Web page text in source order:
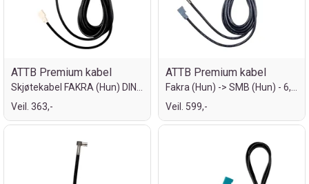
ATTB Premium kabel
Veil. 363,-
ATTB Premium kabel
Veil. 599,-